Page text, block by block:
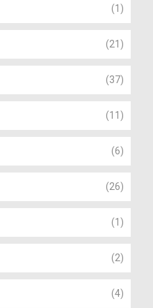
(1)
(21)
(37)
(11)
(6)
(26)
(1)
(2)
(4)